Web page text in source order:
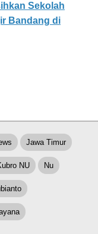
Sekolah
Bandang di
Jawa Timur
NU Nu